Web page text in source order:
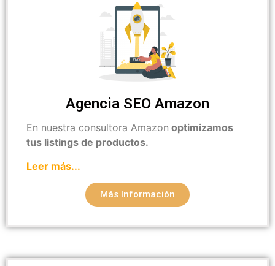
Agencia SEO Amazon
En nuestra consultora Amazon optimizamos
tus listings de productos.
Leer más...
Más Información